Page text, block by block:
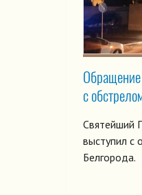
Обращение
с
Святейший
выступил с
Белгорода.